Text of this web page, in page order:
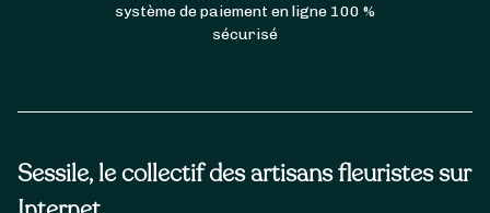
Sessile, le collectif des artisans fleuristes sur
système de paiement en ligne 100 %
sécurisé